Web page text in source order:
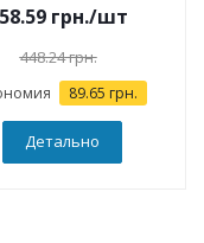
грн./шт
448.24грн.
89.65 грн.
Детально